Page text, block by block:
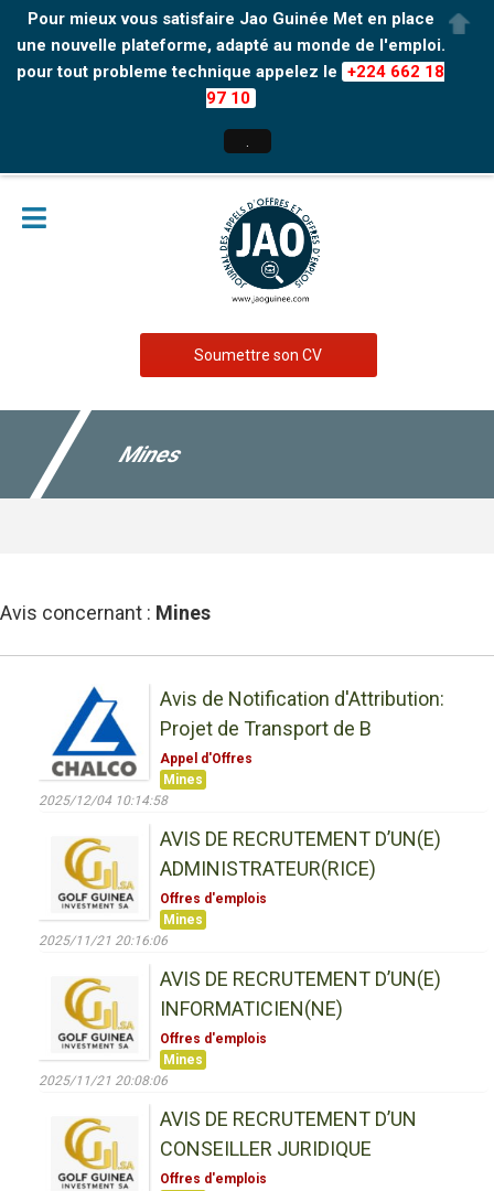
Pour mieux vous satisfaire Jao Guinée Met en place
une nouvelle plateforme, adapté au monde de l'emploi.
pour tout probleme technique appelez le +224 662 18
97 10
Soumettre son CV
Mines
Avis concernant : Mines
Avis de Notification d'Attribution:
Projet de Transport de B
Appel d'Offres
Mines
2025/12/04 10:14:58
AVIS DE RECRUTEMENT D’UN(E)
ADMINISTRATEUR(RICE)
Offres d'emplois
Mines
2025/11/21 20:16:06
AVIS DE RECRUTEMENT D’UN(E)
INFORMATICIEN(NE)
Offres d'emplois
Mines
2025/11/21 20:08:06
AVIS DE RECRUTEMENT D’UN
CONSEILLER JURIDIQUE
Offres d'emplois